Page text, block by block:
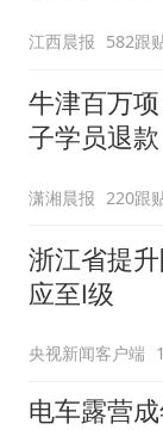
元，官方发
江西晨报 582跟
牛津百万
子学员退款
潇湘晨报 220跟
浙江省提
应至Ⅰ级
央视新闻客户端